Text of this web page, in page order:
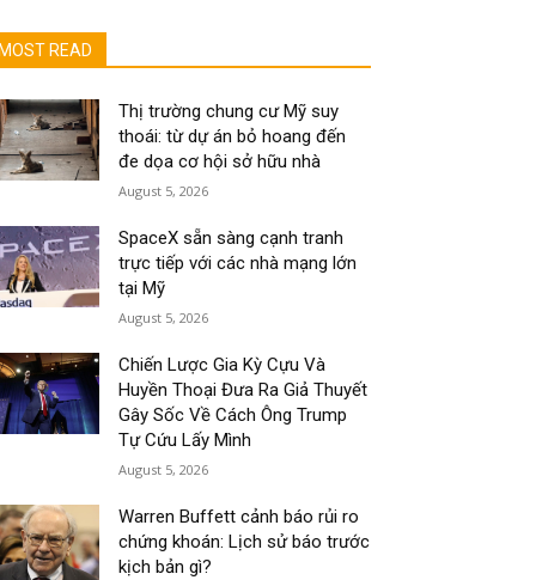
MOST READ
Thị trường chung cư Mỹ suy
thoái: từ dự án bỏ hoang đến
đe dọa cơ hội sở hữu nhà
August 5, 2026
SpaceX sẵn sàng cạnh tranh
trực tiếp với các nhà mạng lớn
tại Mỹ
August 5, 2026
Chiến Lược Gia Kỳ Cựu Và
Huyền Thoại Đưa Ra Giả Thuyết
Gây Sốc Về Cách Ông Trump
Tự Cứu Lấy Mình
August 5, 2026
Warren Buffett cảnh báo rủi ro
chứng khoán: Lịch sử báo trước
kịch bản gì?